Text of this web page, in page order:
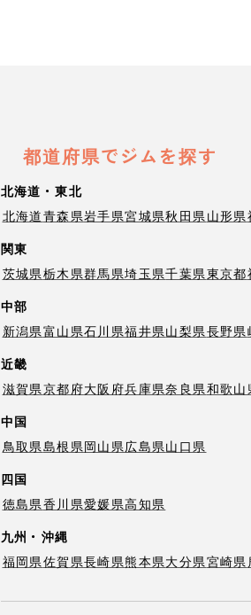
都道府県でジムを探す
北海道・東北
北海道青森県岩手県宮城県秋田県山形県
関東
茨城県栃木県群馬県埼玉県千葉県東京都
中部
新潟県富山県石川県福井県山梨県長野県
近畿
滋賀県京都府大阪府兵庫県奈良県和歌山
中国
鳥取県島根県岡山県広島県山口県
四国
徳島県香川県愛媛県高知県
九州・沖縄
福岡県佐賀県長崎県熊本県大分県宮崎県